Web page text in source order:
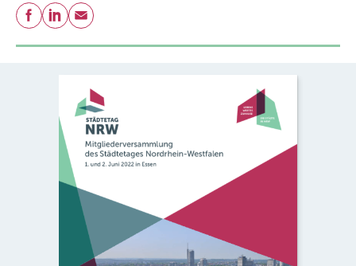
Teilen
Facebook
LinkedIn
E-Mail